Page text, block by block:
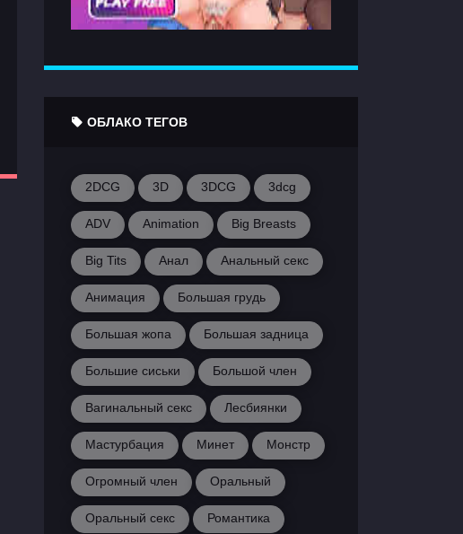
ОБЛАКО ТЕГОВ
2DCG 3D 3DCG 3dcg
ADV Animation Big Breasts
Big Tits Анал Анальный секс
Анимация Большая грудь
Большая жопа Большая задница
Большие сиськи Большой член
Вагинальный секс Лесбиянки
Мастурбация Минет Монстр
Огромный член Оральный
Оральный секс Романтика